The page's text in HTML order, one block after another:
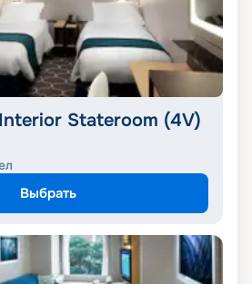
Stateroom (4V)
Выбрать